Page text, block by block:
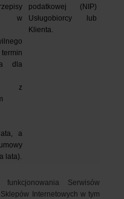
w
dla
z
a
lata).
podatkowej (NIP)
Usługobiorcy lub
Klienta.
funkcjonowania Serwisów
Internetowych w tym